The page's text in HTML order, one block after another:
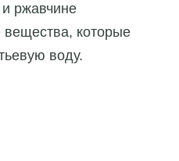
ржавчине
которые
воду.